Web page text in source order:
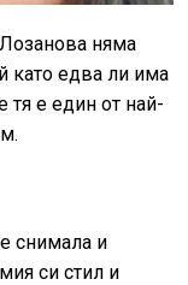
няма
като едва ли има
тя е един от най-
снимала и
си стил и